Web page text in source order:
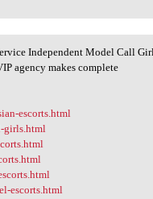
Independent Model Call
agency makes complete
escorts.html
girls.html
escorts.html